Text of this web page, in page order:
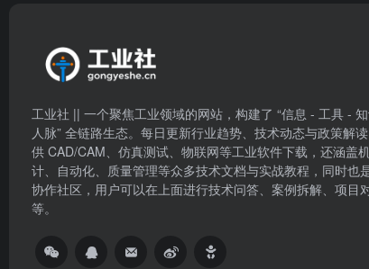
工业社 || 一个聚焦工业领域的网站，构建了 “信息 - 工具 -
人脉” 全链路生态。每日更新行业趋势、技术动态与政策解
供 CAD/CAM、仿真测试、物联网等工业软件下载，还涵盖
计、自动化、质量管理等众多技术文档与实战教程，同时也
协作社区，用户可以在上面进行技术问答、案例拆解、项目
等。